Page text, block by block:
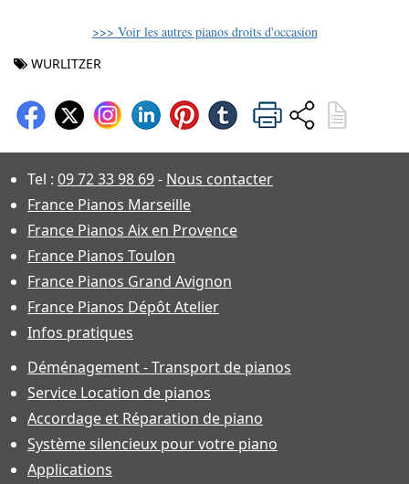
>>> Voir les autres pianos droits d'occasion
WURLITZER
Tel : 09 72 33 98 69- Nous contacter
France Pianos Marseille
France Pianos Aix en Provence
France Pianos Toulon
France Pianos Grand Avignon
France Pianos Dépôt Atelier
Infos pratiques
Déménagement - Transport de pianos
Service Location de pianos
Accordage et Réparation de piano
Système silencieux pour votre piano
Applications